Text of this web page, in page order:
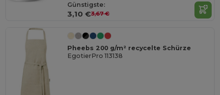
Günstigste:
3,10 €3,67 €
Pheebs 200 g/m² recycelte Schürze
EgotierPro 113138